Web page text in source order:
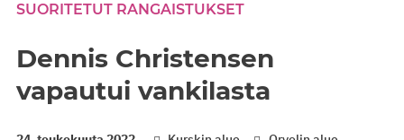
SUORITETUT RANGAISTUKSET
Dennis Christensen
vapautui vankilasta